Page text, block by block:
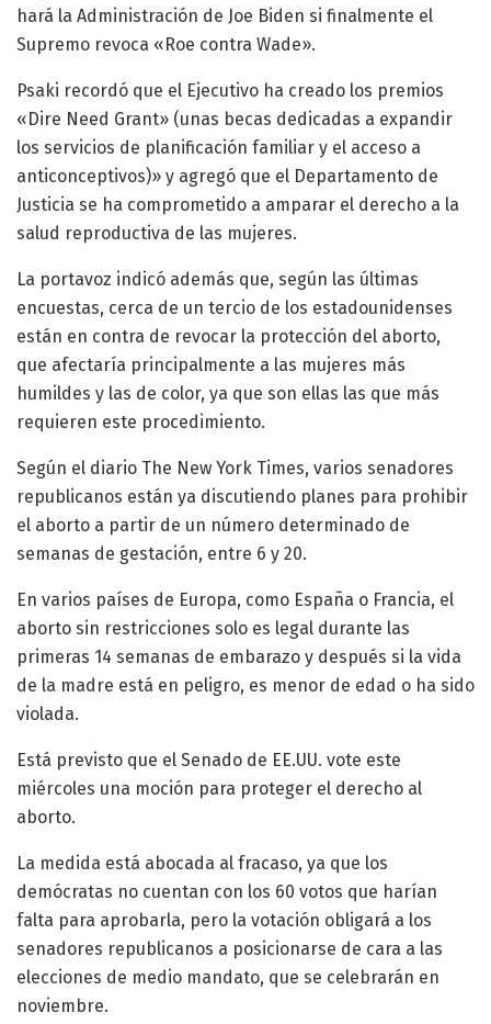
hará la Administración de Joe Biden si finalmente el
Supremo revoca «Roe contra Wade».
Psaki recordó que el Ejecutivo ha creado los premios
«Dire Need Grant» (unas becas dedicadas a expandir
los servicios de planificación familiar y el acceso a
anticonceptivos)» y agregó que el Departamento de
Justicia se ha comprometido a amparar el derecho a la
salud reproductiva de las mujeres.
La portavoz indicó además que, según las últimas
encuestas, cerca de un tercio de los estadounidenses
están en contra de revocar la protección del aborto,
que afectaría principalmente a las mujeres más
humildes y las de color, ya que son ellas las que más
requieren este procedimiento.
Según el diario The New York Times, varios senadores
republicanos están ya discutiendo planes para prohibir
el aborto a partir de un número determinado de
semanas de gestación, entre 6 y 20.
En varios países de Europa, como España o Francia, el
aborto sin restricciones solo es legal durante las
primeras 14 semanas de embarazo y después si la vida
de la madre está en peligro, es menor de edad o ha sido
violada.
Está previsto que el Senado de EE.UU. vote este
miércoles una moción para proteger el derecho al
aborto.
La medida está abocada al fracaso, ya que los
demócratas no cuentan con los 60 votos que harían
falta para aprobarla, pero la votación obligará a los
senadores republicanos a posicionarse de cara a las
elecciones de medio mandato, que se celebrarán en
noviembre.